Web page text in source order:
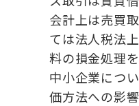
会計上は売買
ては法人税法
料の損金処理
中小企業につ
価方法への影